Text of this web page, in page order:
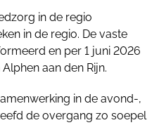
in de regio
in de regio. De vaste
en per 1 juni 2026
aan den Rijn.
in de avond-,
de overgang zo soepel